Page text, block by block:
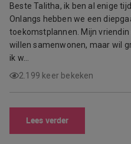
Beste Talitha, ik ben al enige
Onlangs hebben we een
toekomstplannen. Mijn
willen samenwonen, maar wil
ik w…
2.199 keer bekeken
Lees verder